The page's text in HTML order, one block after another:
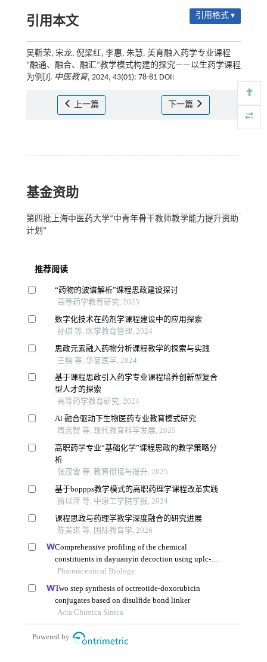
引用本文 引用格式 ▾
吴靳荣, 宋龙, 倪梁红, 李惠, 朱慧. 美育融入药学专业课程
“融通、融合、融汇”教学模式构建的探究——以生药学课程
为例[J]. 中医教育, 2024, 43(01): 78-81 DOI:
上一篇 下一篇
基金资助
第四批上海中医药大学“中青年骨干教师教学能力提升资助
计划”